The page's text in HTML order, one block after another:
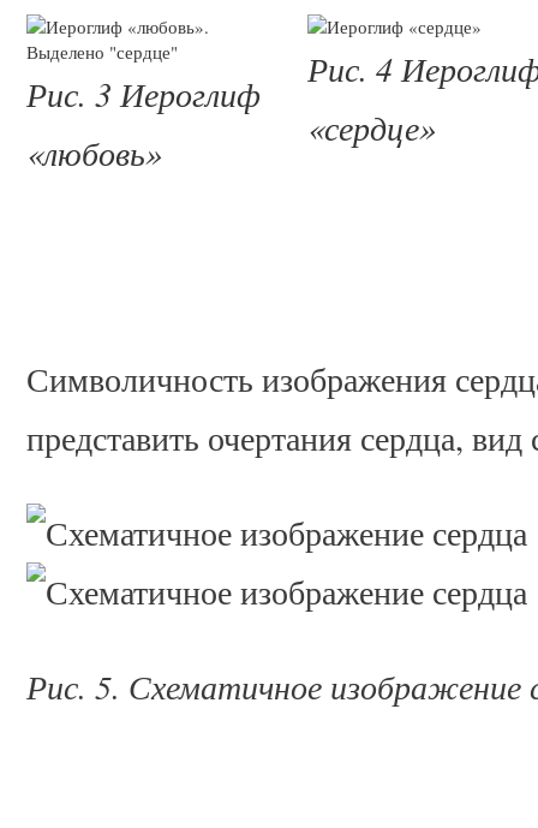
Рис. 3 Иероглиф
«любовь»
Рис. 4
«сердце»
Символичность изображения
представить очертания сердца, вид
Рис. 5. Схематичное изображение